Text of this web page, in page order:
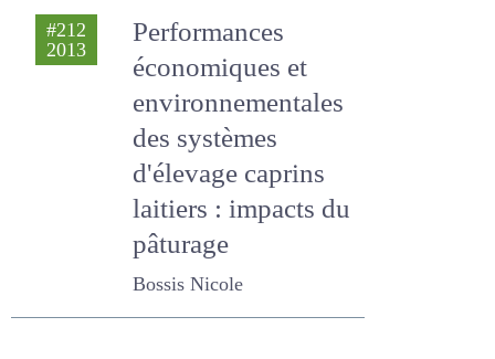
#212
2013
Performances
économiques et
environnementales
des systèmes
d'élevage caprins
laitiers : impacts du
pâturage
Bossis Nicole